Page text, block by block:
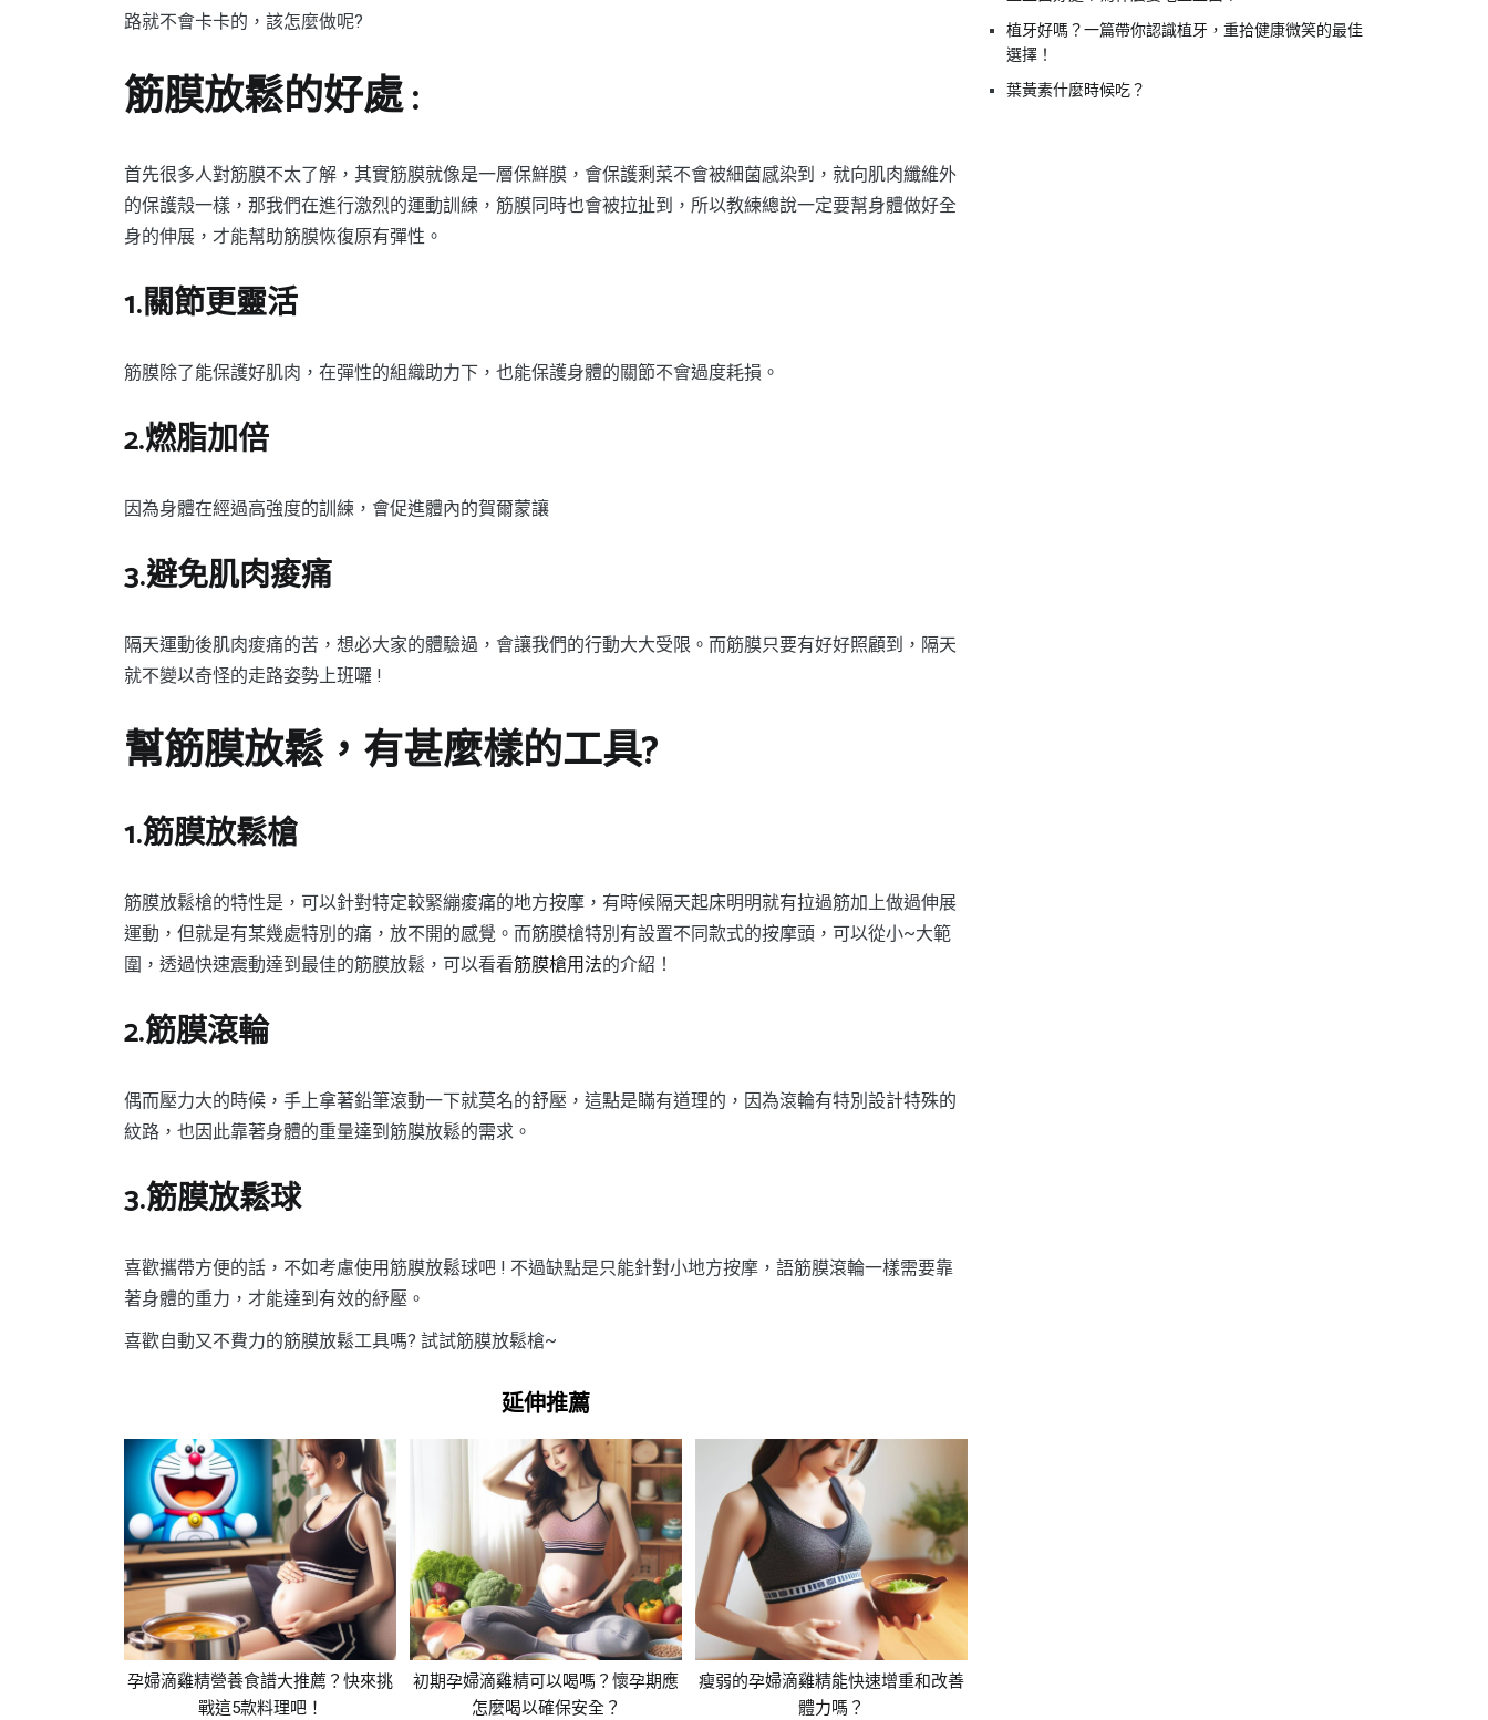
路就不會卡卡的，該怎麼做呢?
筋膜放鬆的好處 :
首先很多人對筋膜不太了解，其實筋膜就像是一層保鮮膜，會保護剩菜不會被細菌感染到，就向肌肉纖維外
的保護殼一樣，那我們在進行激烈的運動訓練，筋膜同時也會被拉扯到，所以教練總說一定要幫身體做好全
身的伸展，才能幫助筋膜恢復原有彈性。
1.關節更靈活
筋膜除了能保護好肌肉，在彈性的組織助力下，也能保護身體的關節不會過度耗損。
2.燃脂加倍
因為身體在經過高強度的訓練，會促進體內的賀爾蒙讓
3.避免肌肉痠痛
隔天運動後肌肉痠痛的苦，想必大家的體驗過，會讓我們的行動大大受限。而筋膜只要有好好照顧到，隔天
就不變以奇怪的走路姿勢上班囉 !
幫筋膜放鬆，有甚麼樣的工具?
1.筋膜放鬆槍
筋膜放鬆槍的特性是，可以針對特定較緊繃痠痛的地方按摩，有時候隔天起床明明就有拉過筋加上做過伸展
運動，但就是有某幾處特別的痛，放不開的感覺。而筋膜槍特別有設置不同款式的按摩頭，可以從小~大範
圍，透過快速震動達到最佳的筋膜放鬆，可以看看筋膜槍用法的介紹！
2.筋膜滾輪
偶而壓力大的時候，手上拿著鉛筆滾動一下就莫名的舒壓，這點是瞞有道理的，因為滾輪有特別設計特殊的
紋路，也因此靠著身體的重量達到筋膜放鬆的需求。
3.筋膜放鬆球
喜歡攜帶方便的話，不如考慮使用筋膜放鬆球吧 ! 不過缺點是只能針對小地方按摩，語筋膜滾輪一樣需要靠
著身體的重力，才能達到有效的紓壓。
喜歡自動又不費力的筋膜放鬆工具嗎? 試試筋膜放鬆槍~
延伸推薦
孕婦滴雞精營養食譜大推薦？快來挑
戰這5款料理吧！
初期孕婦滴雞精可以喝嗎？懷孕期應
怎麼喝以確保安全？
瘦弱的孕婦滴雞精能快速增重和改善
體力嗎？
植牙好嗎？一篇帶你認識植牙，重拾健康微笑的最佳
選擇！
葉黃素什麼時候吃？